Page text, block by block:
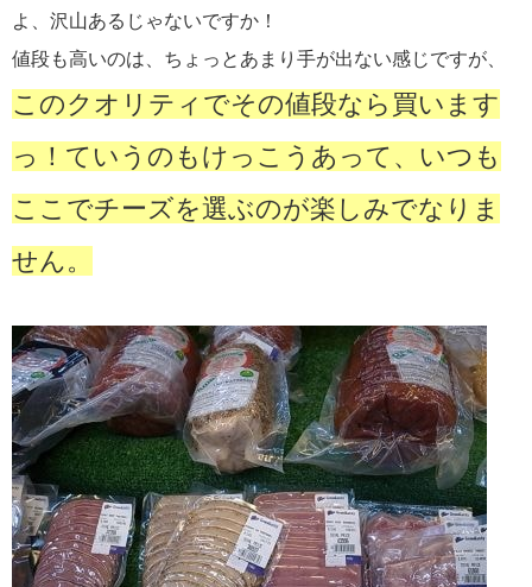
よ、沢山あるじゃないですか！
値段も高いのは、ちょっとあまり手が出ない感じですが、
このクオリティでその値段なら買います
っ！ていうのもけっこうあって、いつも
ここでチーズを選ぶのが楽しみでなりま
せん。